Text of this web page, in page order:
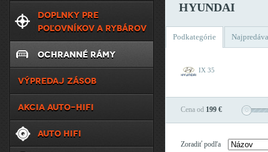
HYUNDAI
Podkategórie
IX 35
Cena od 199 €
Zoradiť podľa
DOPLNKY PRE
POĽOVNÍKOV A RYBÁROV
OCHRANNÉ RÁMY
VÝPREDAJ ZÁSOB
AKCIA AUTO-HIFI
AUTO HIFI